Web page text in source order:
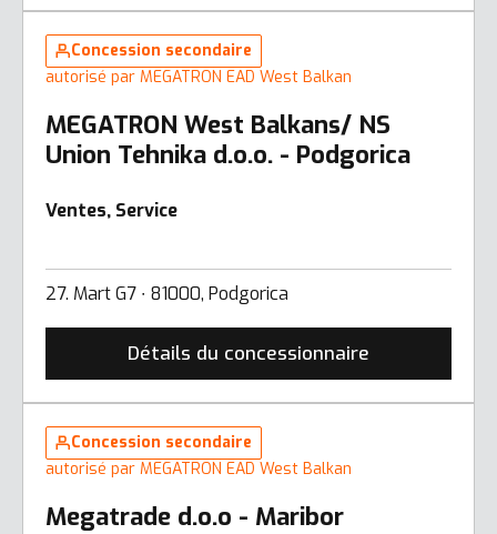
Concession secondaire
autorisé par MEGATRON EAD West Balkan
MEGATRON West Balkans/ NS
Union Tehnika d.o.o. - Podgorica
Ventes, Service
27. Mart G7 ∙ 81000, Podgorica
Détails du concessionnaire
Concession secondaire
autorisé par MEGATRON EAD West Balkan
Megatrade d.o.o - Maribor